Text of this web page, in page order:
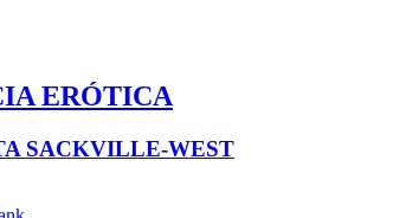
ERÓTICA
SACKVILLE-WEST